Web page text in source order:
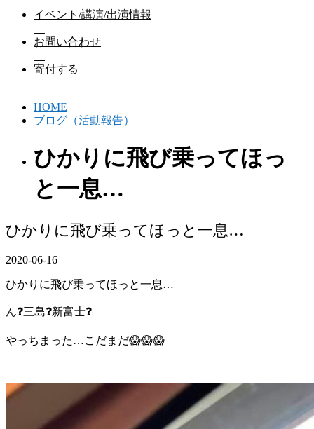
イベント/講演/出演情報
お問い合わせ
寄付する
HOME
ブログ（活動報告）
ひかりに飛び乗ってほっ
と一息…
ひかりに飛び乗ってほっと一息…
2020-06-16
ひかりに飛び乗ってほっと一息…
ん❓三島❓新富士❓
やっちまった…こだまだ😱😱😱